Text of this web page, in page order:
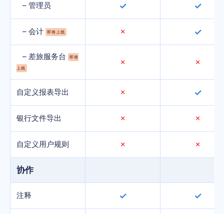
– 管理员 ✓ ✓
– 会计 即将上线 ✗ ✓
– 差旅服务台 即将
上线
✗ ✗
自定义报表导出 ✗ ✓
银行文件导出 ✗ ✗
自定义用户规则 ✗ ✗
协作
注释 ✓ ✓